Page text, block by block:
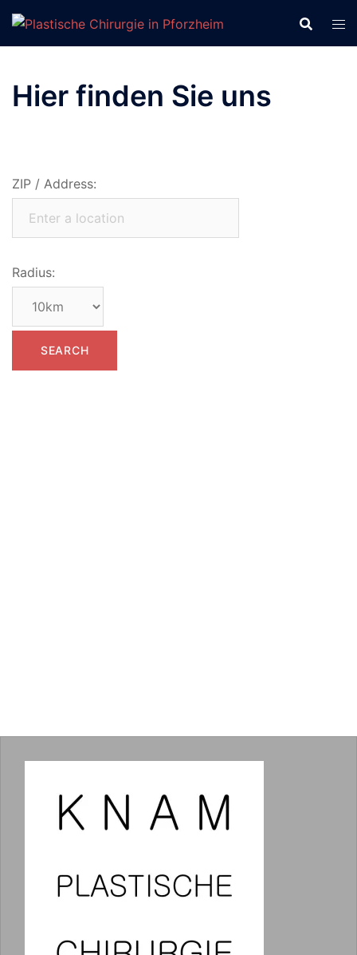
Zum
Inhalt
springen
Hier finden Sie uns
ZIP / Address:
Radius: